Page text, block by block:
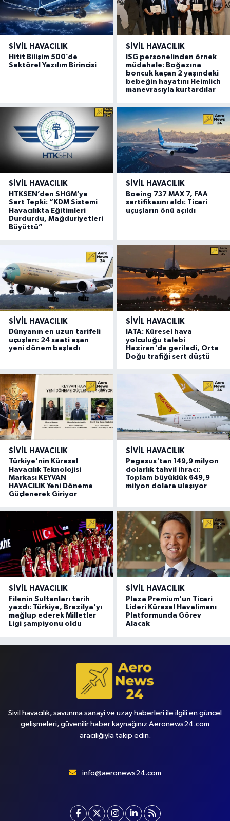
SIVIL HAVACILIK
Hitit Bilişim 500’de
Sektörel Yazılım Birincisi
SIVIL HAVACILIK
ISG personelinden örnek
müdahale: Boğazına
boncuk kaçan 2 yaşındaki
bebeğin hayatını Heimlich
manevrasıyla kurtardılar
SIVIL HAVACILIK
HTKSEN’den SHGM’ye
Sert Tepki: “KDM Sistemi
Havacılıkta Eğitimleri
Durdurdu, Mağduriyetleri
Büyüttü”
SIVIL HAVACILIK
Boeing 737 MAX 7, FAA
sertifikasını aldı: Ticari
uçuşların önü açıldı
SIVIL HAVACILIK
Dünyanın en uzun tarifeli
uçuşları: 24 saati aşan
yeni dönem başladı
SIVIL HAVACILIK
IATA: Küresel hava
yolculuğu talebi
Haziran'da geriledi, Orta
Doğu trafiği sert düştü
SIVIL HAVACILIK
Türkiye'nin Küresel
Havacılık Teknolojisi
Markası KEYVAN
HAVACILIK Yeni Döneme
Güçlenerek Giriyor
SIVIL HAVACILIK
Pegasus'tan 149,9 milyon
dolarlık tahvil ihracı:
Toplam büyüklük 649,9
milyon dolara ulaşıyor
SIVIL HAVACILIK
Filenin Sultanları tarih
yazdı: Türkiye, Brezilya'yı
mağlup ederek Milletler
Ligi şampiyonu oldu
SIVIL HAVACILIK
Plaza Premium'un Ticari
Lideri Küresel Havalimanı
Platformunda Görev
Alacak
Sivil havacılık, savunma sanayi ve uzay haberleri ile ilgili en güncel
gelişmeleri, güvenilir haber kaynağınız Aeronews24.com
aracılığıyla takip edin.
info@aeronews24.com